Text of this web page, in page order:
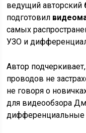
ведущий авторский
подготовил
самых
УЗО и
Автор
проводов не
не говоря о
для видеообзора
дифференциальные